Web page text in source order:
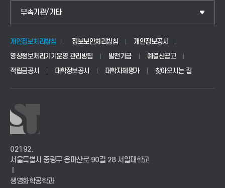
전기공학과
정보통신공학과
소프트웨어공학과
AI융합콘텐츠학과
건축과
부속기관/기타
국제교류센터
교양교육센터
학생상담센터
평생교육원
혁신지원사업단
개인정보처리방침 정보보안처리방침
개인정보공시
영상정보처리기기운영.관리방침
발전기금
예결산공고
적립금공시
대학정보공시 대학자체평가 찾아오시는 길
02192.
서울특별시 중랑구 용마산로 90길 28 서일대학교
I
생명화학공학과